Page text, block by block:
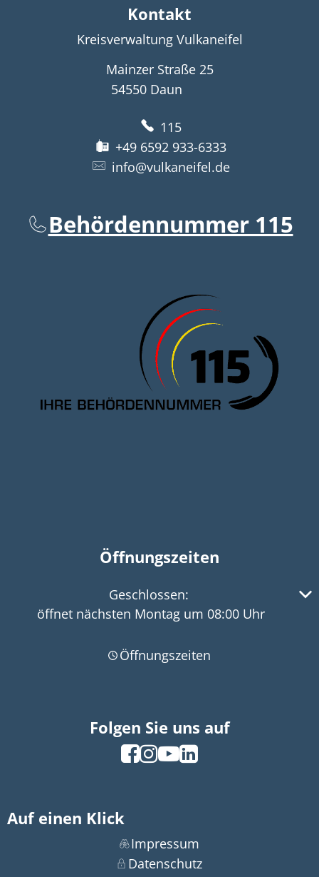
Kontakt
Kreisverwaltung Vulkaneifel
Mainzer Straße 25
54550 Daun
115
+49 6592 933-6333
info@vulkaneifel.de
Behördennummer 115
Öffnungszeiten
Klicken, um weitere Öffnungs- oder Schließzeiten
Geschlossen:
öffnet nächsten Montag um 08:00 Uhr
Öffnungszeiten
Folgen Sie uns auf
Auf einen Klick
Impressum
Datenschutz